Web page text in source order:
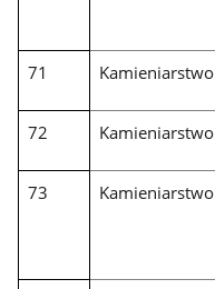
71 Kamieniarstwo
72 Kamieniarstwo
73 Kamieniarstwo